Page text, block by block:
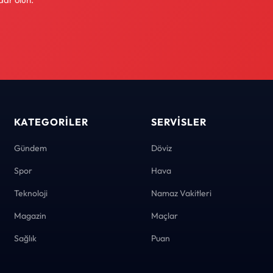
KATEGORILER
Gündem
Spor
Teknoloji
Magazin
Sağlık
SERVISLER
Döviz
Hava
Namaz Vakitleri
Maçlar
Puan